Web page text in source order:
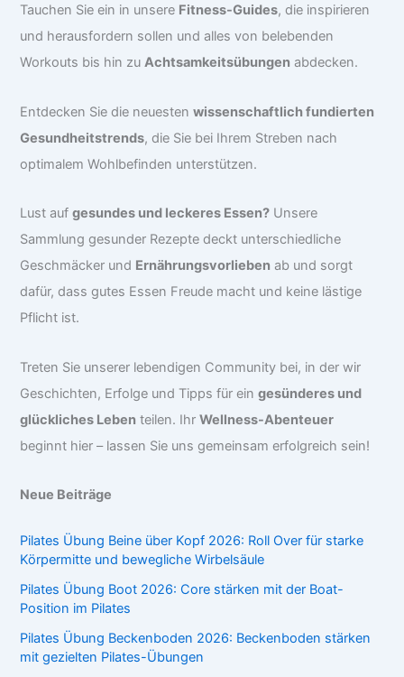
Tauchen Sie ein in unsere Fitness-Guides, die inspirieren
und herausfordern sollen und alles von belebenden
Workouts bis hin zuAchtsamkeitsübungen abdecken.
Entdecken Sie die neuestenwissenschaftlich fundierten
Gesundheitstrends, die Sie bei Ihrem Streben nach
optimalem Wohlbefinden unterstützen.
Lust aufgesundes und leckeres Essen? Unsere
Sammlung gesunder Rezepte deckt unterschiedliche
Geschmäcker und Ernährungsvorlieben ab und sorgt
dafür, dass gutes Essen Freude macht und keine lästige
Pflicht ist.
Treten Sie unserer lebendigen Community bei, in der wir
Geschichten, Erfolge und Tipps für eingesünderes und
glückliches Leben teilen. IhrWellness-Abenteuer
beginnt hier – lassen Sie uns gemeinsam erfolgreich sein!
Neue Beiträge
Pilates Übung Beine über Kopf 2026: Roll Over für starke
Körpermitte und bewegliche Wirbelsäule
Pilates Übung Boot 2026: Core stärken mit der Boat-
Position im Pilates
Pilates Übung Beckenboden 2026: Beckenboden stärken
mit gezielten Pilates-Übungen